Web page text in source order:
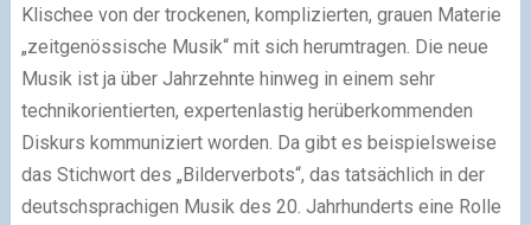
Klischee von der trockenen, komplizierten, grauen Materie
„zeitgenössische Musik“ mit sich herumtragen. Die neue
Musik ist ja über Jahrzehnte hinweg in einem sehr
technikorientierten, expertenlastig herüberkommenden
Diskurs kommuniziert worden. Da gibt es beispielsweise
das Stichwort des „Bilderverbots“, das tatsächlich in der
deutschsprachigen Musik des 20. Jahrhunderts eine Rolle